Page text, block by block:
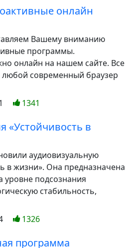
онлайн
Вашему вниманию
программы.
онлайн на нашем сайте. Все
любой современный браузер
1341
«Устойчивость в
аудиовизуальную
в жизни». Она предназначена
подсознания
стабильность,
1326
программа